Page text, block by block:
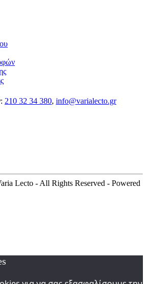
210 32 34 380, info@varialecto.gr
Lecto - All Rights Reserved - Powered